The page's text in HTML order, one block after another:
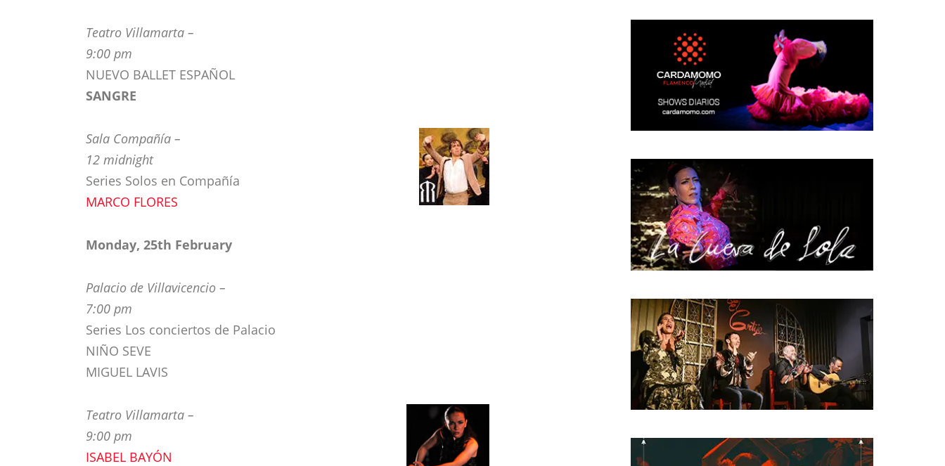
Teatro Villamarta –
9:00 pm
NUEVO BALLET ESPAÑOL
SANGRE
Sala Compañía –
12 midnight
Series Solos en Compañía
MARCO FLORES
Monday, 25th February
Palacio de Villavicencio –
7:00 pm
Series Los conciertos de Palacio
NIÑO SEVE
MIGUEL LAVIS
Teatro Villamarta –
9:00 pm
ISABEL BAYÓN